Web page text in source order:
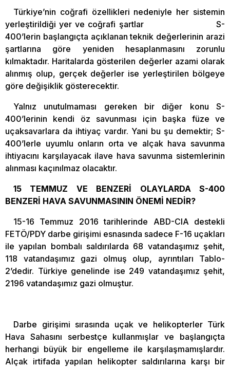
Türkiye’nin coğrafi özellikleri nedeniyle her sistemin
yerleştirildiği yer ve coğrafi şartlar S-
400’lerin başlangıçta açıklanan teknik değerlerinin arazi
şartlarına göre yeniden hesaplanmasını zorunlu
kılmaktadır. Haritalarda gösterilen değerler azami olarak
alınmış olup, gerçek değerler ise yerleştirilen bölgeye
göre değişiklik gösterecektir.
Yalnız unutulmaması gereken bir diğer konu S-
400’lerinin kendi öz savunması için başka füze ve
uçaksavarlara da ihtiyaç vardır. Yani bu şu demektir; S-
400’lerle uyumlu onların orta ve alçak hava savunma
ihtiyacını karşılayacak ilave hava savunma sistemlerinin
alınması kaçınılmaz olacaktır.
15 TEMMUZ VE BENZERİ OLAYLARDA S-400
BENZERİ HAVA SAVUNMASININ ÖNEMİ NEDİR?
15-16 Temmuz 2016 tarihlerinde ABD-CIA destekli
FETÖ/PDY darbe girişimi esnasında sadece F-16 uçakları
ile yapılan bombalı saldırılarda 68 vatandaşımız şehit,
118 vatandaşımız gazi olmuş olup, ayrıntıları Tablo-
2’dedir. Türkiye genelinde ise 249 vatandaşımız şehit,
2196 vatandaşımız gazi olmuştur.
Darbe girişimi sırasında uçak ve helikopterler Türk
Hava Sahasını serbestçe kullanmışlar ve başlangıçta
herhangi büyük bir engelleme ile karşılaşmamışlardır.
Alçak irtifada yapılan helikopter saldırılarına karşı bir